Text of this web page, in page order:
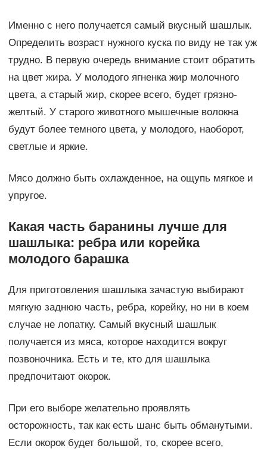
Именно с него получается самый вкусный шашлык.
Определить возраст нужного куска по виду не так уж
трудно. В первую очередь внимание стоит обратить
на цвет жира. У молодого ягненка жир молочного
цвета, а старый жир, скорее всего, будет грязно-
желтый. У старого животного мышечные волокна
будут более темного цвета, у молодого, наоборот,
светлые и яркие.
Мясо должно быть охлажденное, на ощупь мягкое и
упругое.
Какая часть баранины лучше для
шашлыка: ребра или корейка
молодого барашка
Для приготовления шашлыка зачастую выбирают
мягкую заднюю часть, ребра, корейку, но ни в коем
случае не лопатку. Самый вкусный шашлык
получается из мяса, которое находится вокруг
позвоночника. Есть и те, кто для шашлыка
предпочитают окорок.
При его выборе желательно проявлять
осторожность, так как есть шанс быть обманутыми.
Если окорок будет большой, то, скорее всего,